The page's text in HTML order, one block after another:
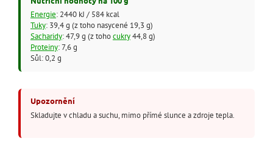
Energie: 2440 kJ / 584 kcal
Tuky: 39,4 g (z toho nasycené 19,3 g)
Sacharidy: 47,9 g (z tohocukry44,8 g)
Proteiny: 7,6 g
Sůl: 0,2 g
Upozornění
Skladujte v chladu a suchu, mimo přímé slunce a zdroje tepla.